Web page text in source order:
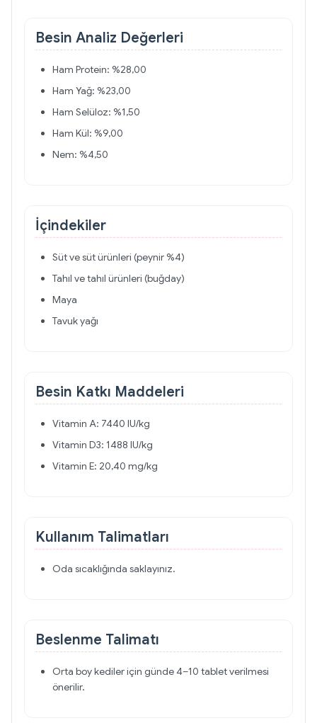
Besin Analiz Değerleri
Ham Protein: %28,00
Ham Yağ: %23,00
Ham Selüloz: %1,50
Ham Kül: %9,00
Nem: %4,50
İçindekiler
Süt ve süt ürünleri (peynir %4)
Tahıl ve tahıl ürünleri (buğday)
Maya
Tavuk yağı
Besin Katkı Maddeleri
Vitamin A: 7440 IU/kg
Vitamin D3: 1488 IU/kg
Vitamin E: 20,40 mg/kg
Kullanım Talimatları
Oda sıcaklığında saklayınız.
Beslenme Talimatı
Orta boy kediler için günde 4–10 tablet verilmesi
önerilir.